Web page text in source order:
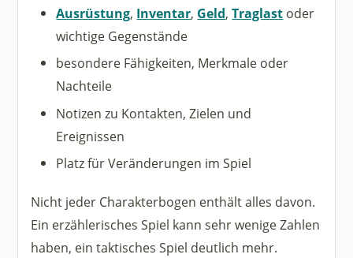
Ausrüstung, Inventar, Geld,Traglast oder
wichtige Gegenstände
besondere Fähigkeiten, Merkmale oder
Nachteile
Notizen zu Kontakten, Zielen und
Ereignissen
Platz für Veränderungen im Spiel
Nicht jeder Charakterbogen enthält alles davon.
Ein erzählerisches Spiel kann sehr wenige Zahlen
haben, ein taktisches Spiel deutlich mehr.